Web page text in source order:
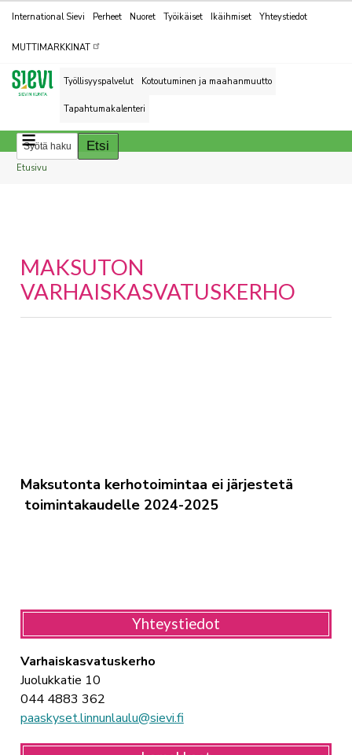
Kohderyhmät
International Sievi Perheet Nuoret Työikäiset Ikäihmiset Yhteystiedot
MUTTIMARKKINAT
Työllisyyspalvelut Kotoutuminen ja maahanmuutto
Tapahtumakalenteri
Breadcrumbs
You
Etusivu
MAKSUTON
VARHAISKASVATUSKERHO
Maksutonta kerhotoimintaa ei järjestetä
toimintakaudelle 2024-2025
Yhteystiedot
Varhaiskasvatuskerho
Juolukkatie 10
044 4883 362
paaskyset.linnunlaulu@sievi.fi